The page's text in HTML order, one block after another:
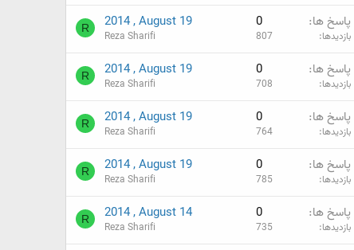
پاسخ ها 0
بازدیدها 807
2014 , August 19
Reza Sharifi
R
پاسخ ها 0
بازدیدها 708
2014 , August 19
Reza Sharifi
R
پاسخ ها 0
بازدیدها 764
2014 , August 19
Reza Sharifi
R
پاسخ ها 0
بازدیدها 785
2014 , August 19
Reza Sharifi
R
پاسخ ها 0
بازدیدها 735
2014 , August 14
Reza Sharifi
R